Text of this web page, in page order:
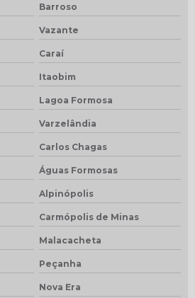
Barroso
Vazante
Caraí
Itaobim
Lagoa Formosa
Varzelândia
Carlos Chagas
Águas Formosas
Alpinópolis
Carmópolis de Minas
Malacacheta
Peçanha
Nova Era